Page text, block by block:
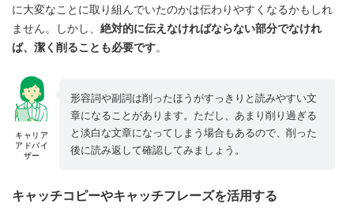
に大変なことに取り組んでいたのかは伝わりやすくなるかもしれ
ません。しかし、 絶対的に伝えなければならない部分でなけれ
ば、潔く削ることも必要です。
キャリア
アドバイ
ザー
形容詞や副詞は削ったほうがすっきりと読みやすい文
章になることがあります。ただし、あまり削り過ぎる
と淡白な文章になってしまう場合もあるので、削った
後に読み返して確認してみましょう。
キャッチコピーやキャッチフレーズを活用する